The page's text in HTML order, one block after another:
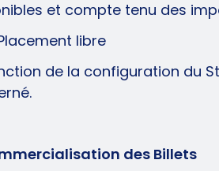
et compte tenu des
libre
de la configuration du
des Billets